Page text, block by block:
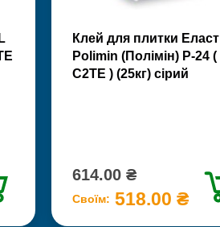
Клей для плитки Еласт
Polimin (Полімін) Р-24 (
С2ТЕ ) (25кг) сірий
614.00 ₴
Своїм: 518.00 ₴